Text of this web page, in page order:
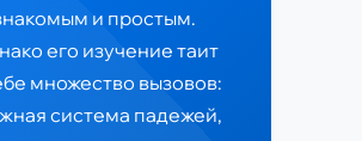
и простым.
его изучение таит
множество вызовов:
система падежей,